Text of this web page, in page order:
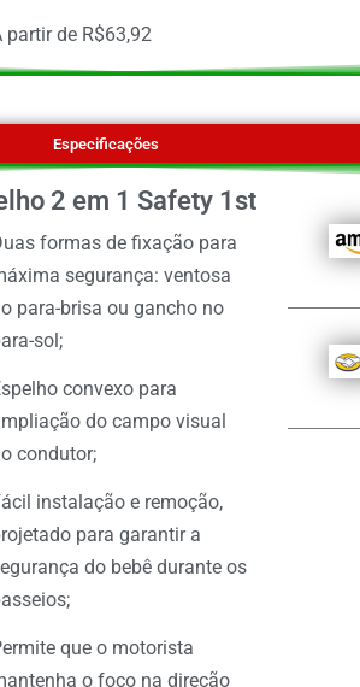
partir de R$63,92
Especificações
2 em 1 Safety 1st
formas de fixação para
segurança: ventosa
para-brisa ou gancho no
sol;
convexo para
do campo visual
condutor;
instalação e remoção,
para garantir a
do bebê durante os
que o motorista
o foco na direção